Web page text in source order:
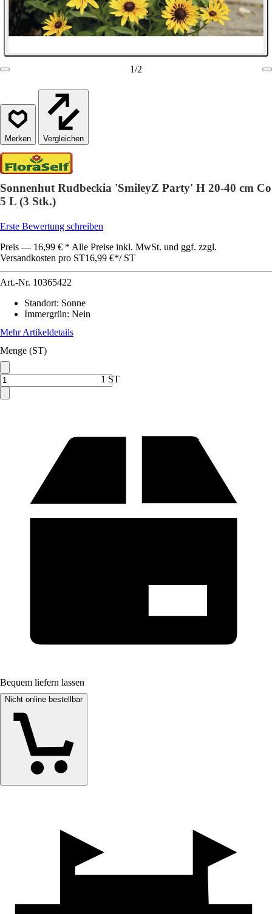
1/2
Vergleichen
Sonnenhut Rudbeckia 'SmileyZ Party' H 20-40 cm Co
5 L (3 Stk.)
Erste Bewertung schreiben
Preis — 16,99 € * Alle Preise inkl. MwSt. und ggf. zzgl.
Versandkosten pro ST16,99 €*/ ST
Art.-Nr. 10365422
Standort: Sonne
Immergrün: Nein
Mehr Artikeldetails
Menge (ST)
1 ST
Bequem liefern lassen
Nicht online bestellbar